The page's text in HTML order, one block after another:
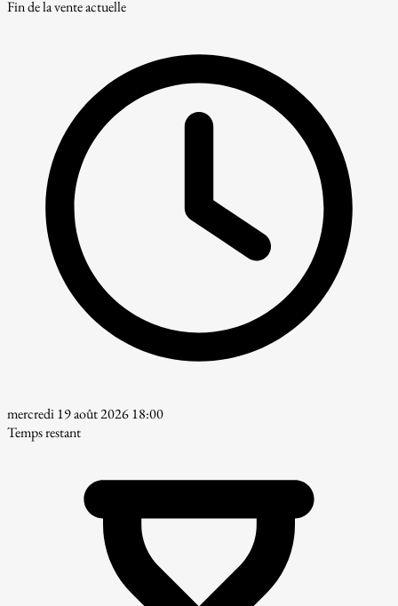
Fin de la vente actuelle
mercredi 19 août 2026 18:00
Temps restant